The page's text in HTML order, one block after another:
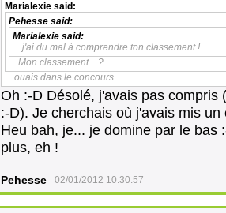
Marialexie said:
Pehesse said:
Marialexie said:
j'ai du mal à comprendre ton classement !
Mon classement... ?
ouais dans le concours
Oh :-D Désolé, j'avais pas
:-D). Je cherchais où j'avais mis
Heu bah, je... je domine par le bas
plus, eh !
Pehesse 02/01/2012 10:30:57